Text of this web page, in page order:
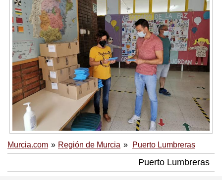
Murcia.com Región de Murcia Puerto Lumbreras
Puerto Lumbreras